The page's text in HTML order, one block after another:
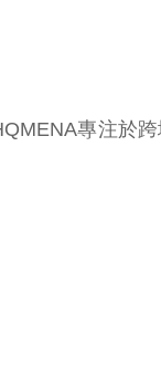
專注於